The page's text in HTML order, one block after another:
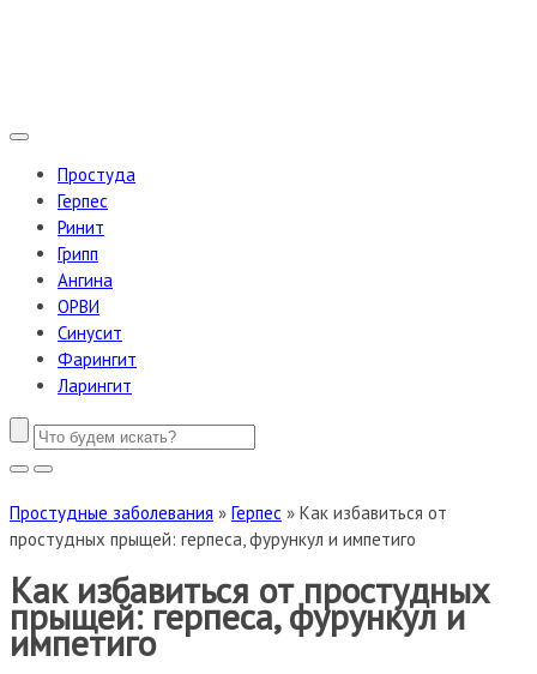
Простуда
Герпес
Ринит
Грипп
Ангина
ОРВИ
Синусит
Фарингит
Ларингит
Простудные заболевания » Герпес » Как избавиться от
простудных прыщей: герпеса, фурункул и импетиго
Как избавиться от простудных
прыщей: герпеса, фурункул и
импетиго